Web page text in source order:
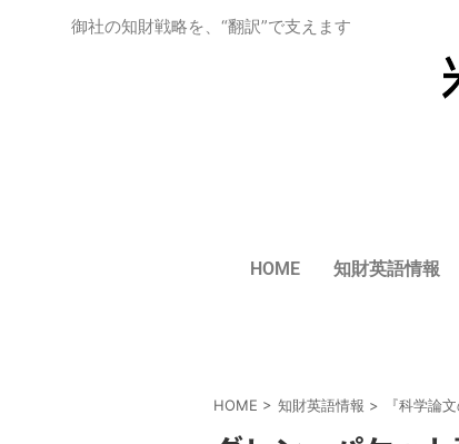
御社の知財戦略を、“翻訳”で支えます
HOME 知財英語情報
HOME > 知財英語情報 > 『科学論